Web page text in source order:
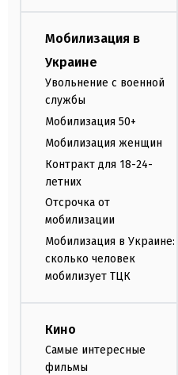
Мобилизация в
Украине
Увольнение с военной
службы
Мобилизация 50+
Мобилизация женщин
Контракт для 18-24-
летних
Отсрочка от
мобилизации
Мобилизация в Украине:
сколько человек
мобилизует ТЦК
Кино
Самые интересные
фильмы